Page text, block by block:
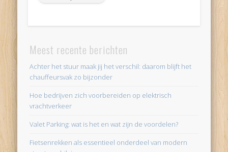
Meest recente berichten
Achter het stuur maak jij het verschil: daarom blijft het
chauffeursvak zo bijzonder
Hoe bedrijven zich voorbereiden op elektrisch
vrachtverkeer
Valet Parking: wat is het en wat zijn de voordelen?
Fietsenrekken als essentieel onderdeel van modern